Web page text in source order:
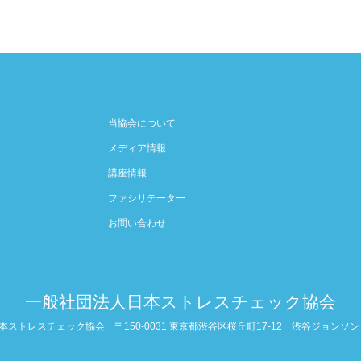
当協会について
メディア情報
講座情報
ファシリテーター
お問い合わせ
一般社団法人日本ストレスチェック協会
ストレスチェック協会 〒150-0031 東京都渋谷区桜丘町17-12 渋谷ジョンソ